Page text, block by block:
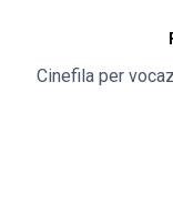
Cinefila per